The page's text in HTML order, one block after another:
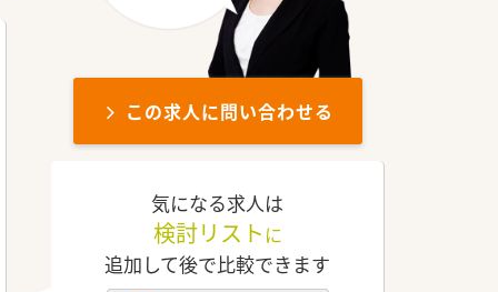
この求人に問い合わせる
気になる求人は
検討リスト に
追加して後で比較できます